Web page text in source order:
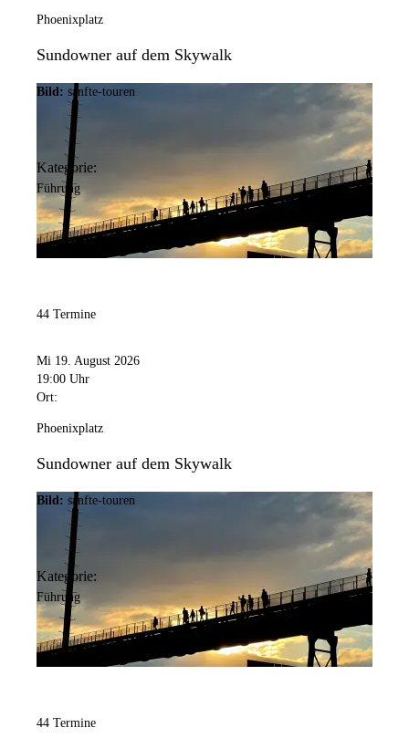
Phoenixplatz
Sundowner auf dem Skywalk
Bild: sanfte-touren
Kategorie:
Führung
44 Termine
Mi 19. August 2026
19:00 Uhr
Ort:
Phoenixplatz
Sundowner auf dem Skywalk
Bild: sanfte-touren
Kategorie:
Führung
44 Termine